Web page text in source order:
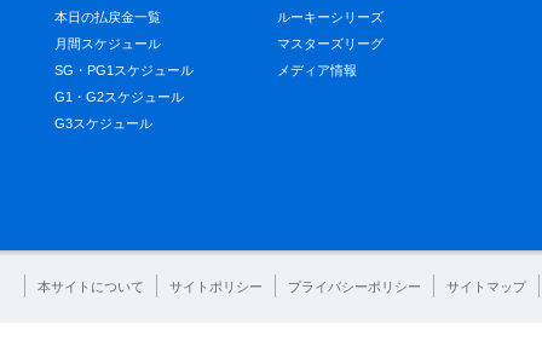
本日の払戻金一覧
月間スケジュール
SG・PG1スケジュール
G1・G2スケジュール
G3スケジュール
ルーキーシリーズ
マスターズリーグ
メディア情報
本サイトについて サイトポリシー プライバシーポリシー サイトマップ